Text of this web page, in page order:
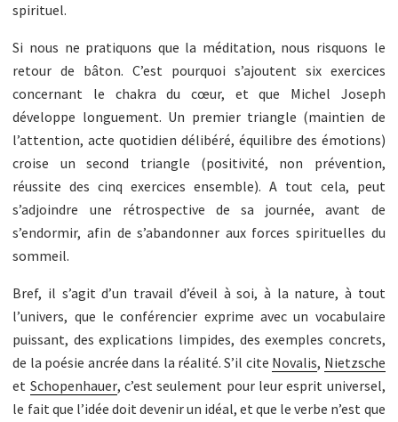
spirituel.
Si nous ne pratiquons que la méditation, nous risquons le
retour de bâton. C’est pourquoi s’ajoutent six exercices
concernant le chakra du cœur, et que Michel Joseph
développe longuement. Un premier triangle (maintien de
l’attention, acte quotidien délibéré, équilibre des émotions)
croise un second triangle (positivité, non prévention,
réussite des cinq exercices ensemble). A tout cela, peut
s’adjoindre une rétrospective de sa journée, avant de
s’endormir, afin de s’abandonner aux forces spirituelles du
sommeil.
Bref, il s’agit d’un travail d’éveil à soi, à la nature, à tout
l’univers, que le conférencier exprime avec un vocabulaire
puissant, des explications limpides, des exemples concrets,
de la poésie ancrée dans la réalité. S’il cite Novalis, Nietzsche
et Schopenhauer, c’est seulement pour leur esprit universel,
le fait que l’idée doit devenir un idéal, et que le verbe n’est que